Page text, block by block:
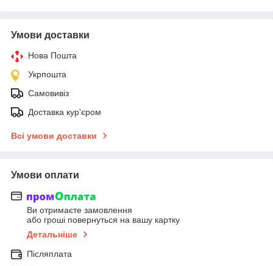
Умови доставки
Нова Пошта
Укрпошта
Самовивіз
Доставка кур'єром
Всі умови доставки
Умови оплати
Ви отримаєте замовлення
або гроші повернуться на вашу картку
Детальніше
Післяплата